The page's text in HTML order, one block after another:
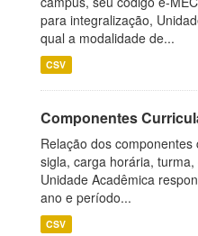
para integralização,
qual a modalidade de...
CSV
Componentes
Relação dos
sigla, carga horária,
Unidade Acadêmica
ano e período...
CSV